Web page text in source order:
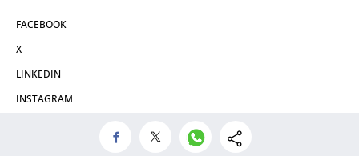
FACEBOOK
X
LINKEDIN
INSTAGRAM